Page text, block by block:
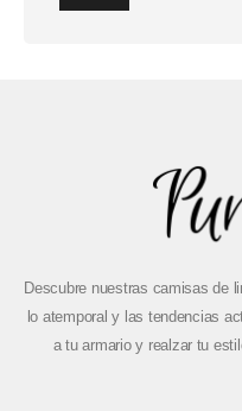
Descubre nuestras camisas de
lo atemporal y las tendencias
a tu armario y realzar tu